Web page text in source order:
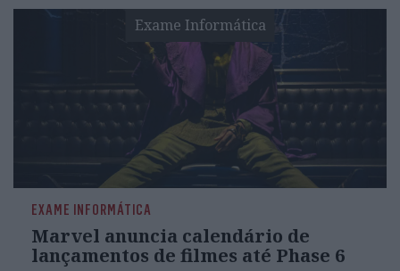
Exame Informática
EXAME INFORMÁTICA
Marvel anuncia calendário de
lançamentos de filmes até Phase 6